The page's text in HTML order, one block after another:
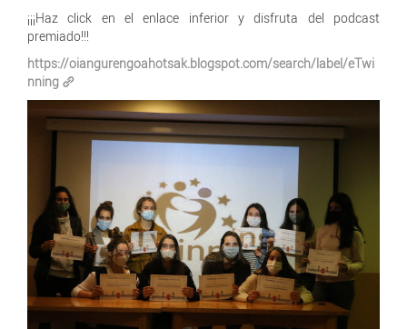
¡¡¡Haz click en el enlace inferior y disfruta del podcast
premiado!!!
https://oiangurengoahotsak.blogspot.com/search/label/eTwi
nning